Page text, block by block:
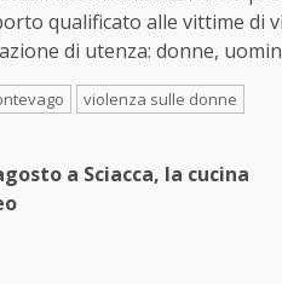
qualificato alle vittime di
di utenza: donne,
violenza sulle donne
a Sciacca, la cucina